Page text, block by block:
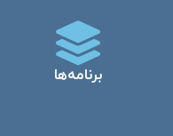
برنامه‌ها